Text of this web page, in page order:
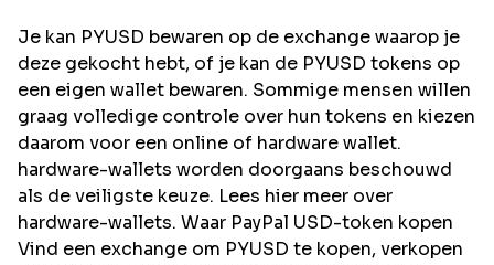
Je kan PYUSD bewaren op de exchange waarop je
deze gekocht hebt, of je kan de PYUSD tokens op
een eigen wallet bewaren. Sommige mensen willen
graag volledige controle over hun tokens en kiezen
daarom voor een online of hardware wallet.
hardware-wallets worden doorgaans beschouwd
als de veiligste keuze. Lees hier meer over
hardware-wallets. Waar PayPal USD-token kopen
Vind een exchange om PYUSD te kopen, verkopen